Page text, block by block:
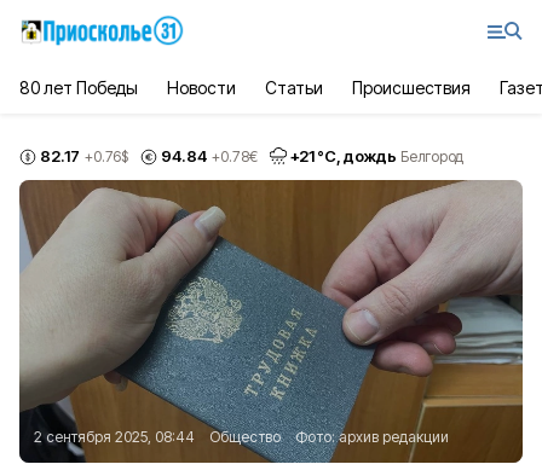
80 лет Победы Новости Статьи Происшествия
82.17 +0.76$ 94.84 +0.78€ +21°С, дождь Белгород
2 сентября 2025, 08:44 Общество Фото:архив редакции